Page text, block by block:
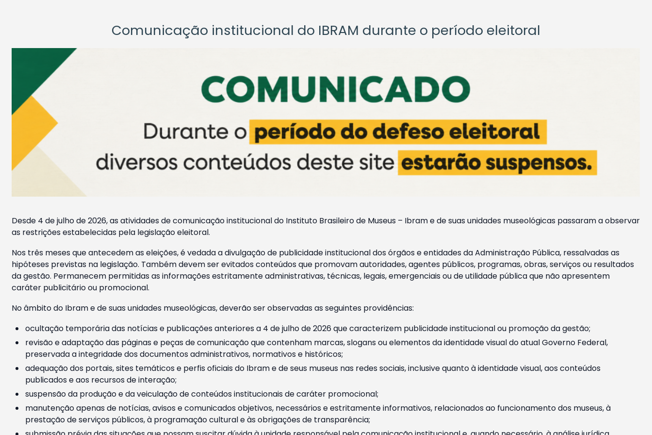
Comunicação institucional do IBRAM durante o período eleitoral
Desde 4 de julho de 2026, as atividades de comunicação institucional do Instituto Brasileiro de Museus – Ibram e de suas unidades museológicas passaram a observar
as restrições estabelecidas pela legislação eleitoral.
Nos três meses que antecedem as eleições, é vedada a divulgação de publicidade institucional dos órgãos e entidades da Administração Pública, ressalvadas as
hipóteses previstas na legislação. Também devem ser evitados conteúdos que promovam autoridades, agentes públicos, programas, obras, serviços ou resultados
da gestão. Permanecem permitidas as informações estritamente administrativas, técnicas, legais, emergenciais ou de utilidade pública que não apresentem
caráter publicitário ou promocional.
No âmbito do Ibram e de suas unidades museológicas, deverão ser observadas as seguintes providências:
ocultação temporária das notícias e publicações anteriores a 4 de julho de 2026 que caracterizem publicidade institucional ou promoção da gestão;
revisão e adaptação das páginas e peças de comunicação que contenham marcas, slogans ou elementos da identidade visual do atual Governo Federal,
preservada a integridade dos documentos administrativos, normativos e históricos;
adequação dos portais, sites temáticos e perfis oficiais do Ibram e de seus museus nas redes sociais, inclusive quanto à identidade visual, aos conteúdos
publicados e aos recursos de interação;
suspensão da produção e da veiculação de conteúdos institucionais de caráter promocional;
manutenção apenas de notícias, avisos e comunicados objetivos, necessários e estritamente informativos, relacionados ao funcionamento dos museus, à
prestação de serviços públicos, à programação cultural e às obrigações de transparência;